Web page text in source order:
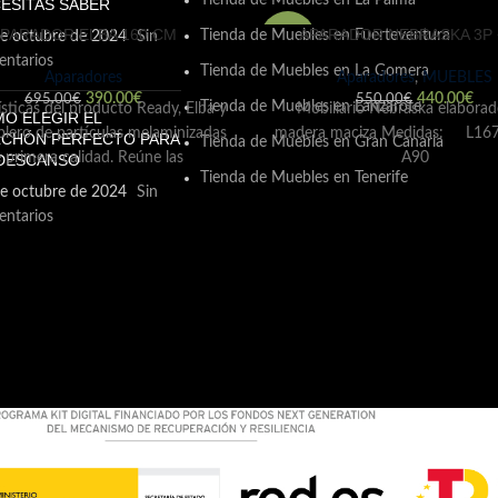
ELBA 160 CM
Aparadores
695.00€ 390.00€
del producto Ready, Elba y
de partículas melaminizadas
primera calidad. Reúne las
según normativa vigente.
-20%APARADOR NEBRASKA 3P
Aparadores,MUEBLES
550.00€ 440.00€
Mobiliario Nebraska
madera maciza Medidas:
A90
SABER
octubre de 2024
Sin
ELEGIR EL
PERFECTO PARA
octubre de 2024
Sin
Tienda de Muebles en Fuerteventura
Tienda de Muebles en La Gomera
Tienda de Muebles en Lanzarote
Tienda de Muebles en Gran Canaria
Tienda de Muebles en Tenerife